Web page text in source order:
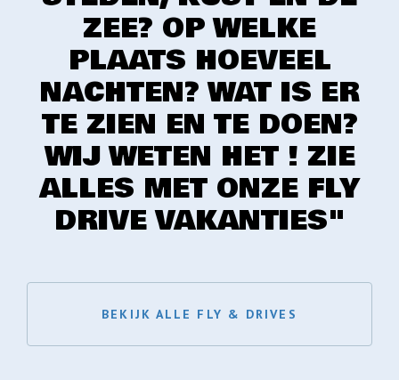
ZEE? OP WELKE
PLAATS HOEVEEL
NACHTEN? WAT IS ER
TE ZIEN EN TE DOEN?
WIJ WETEN HET ! ZIE
ALLES MET ONZE FLY
DRIVE VAKANTIES"
BEKIJK ALLE FLY & DRIVES